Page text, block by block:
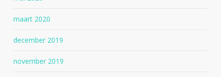
maart 2020
december 2019
november 2019